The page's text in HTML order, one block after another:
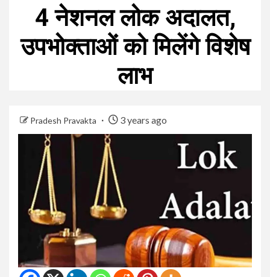
4 नेशनल लोक अदालत,
उपभोक्ताओं को मिलेंगे विशेष
लाभ
Pradesh Pravakta 3 years ago